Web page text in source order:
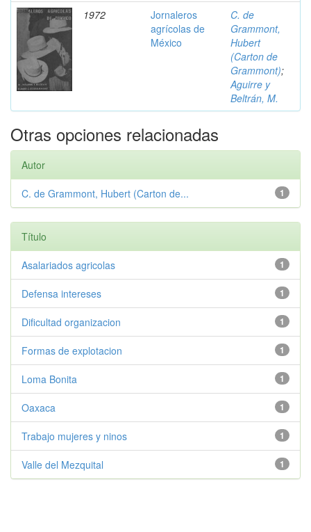
1972
Jornaleros
agrícolas de
México
C. de
Grammont,
Hubert
(Carton de
Grammont);
Aguirre y
Beltrán, M.
Otras opciones relacionadas
Autor
1
C. de Grammont, Hubert (Carton de...
Título
1
Asalariados agricolas
1
Defensa intereses
1
Dificultad organizacion
1
Formas de explotacion
1
Loma Bonita
1
Oaxaca
1
Trabajo mujeres y ninos
1
Valle del Mezquital